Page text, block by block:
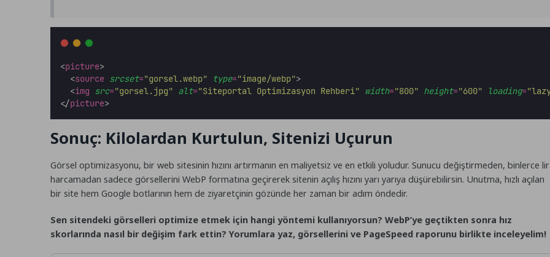
<picture>
  <
source srcset="gorsel.webp" type="image/webp">
  <
img src="gorsel.jpg" alt="Siteportal Optimizasyon Rehberi" width="800" height="600" loading="
</picture>
Sonuç: Kilolardan Kurtulun, Sitenizi Uçurun
Görsel optimizasyonu, bir web sitesinin hızını artırmanın en maliyetsiz ve en etkili yoludur. Sunucu değiştirmeden, binlerce
harcamadan sadece görsellerini WebP formatına geçirerek sitenin açılış hızını yarı yarıya düşürebilirsin. Unutma, hızlı açılan
bir site hem Google botlarının hem de ziyaretçinin gözünde her zaman bir adım öndedir.
Sen sitendeki görselleri optimize etmek için hangi yöntemi kullanıyorsun? WebP’ye geçtikten sonra hız
skorlarında nasıl bir değişim fark ettin? Yorumlara yaz, görsellerini ve PageSpeed raporunu birlikte inceleyelim!